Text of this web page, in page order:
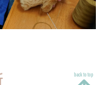
back to top